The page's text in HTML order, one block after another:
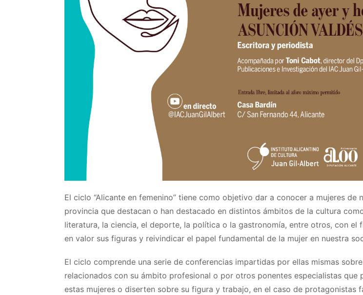
El ciclo “Alicante en femenino” tiene como objetivo dar a conocer a mujeres de
provincia que destacan o han destacado en distintos ámbitos de la cultura
literatura, la ciencia, el deporte, la política o la gastronomía, entre otros, con el
en valor sus figuras y reivindicar el papel fundamental de la mujer en nuestra
El ciclo comprende una serie de conferencias impartidas por ellas mismas
relacionados con su ámbito profesional o por otros ponentes especialistas que
estas mujeres o diserten sobre su figura y trabajo, en el caso de protagonistas